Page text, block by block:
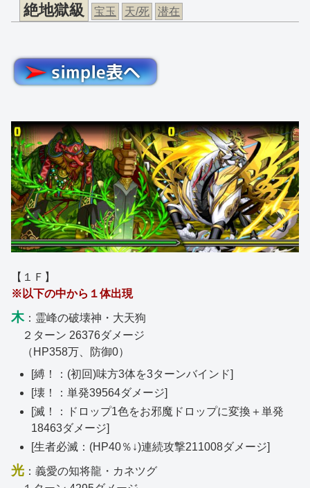
絶地獄級 宝玉 天/死 潜在
【１Ｆ】
※以下の中から１体出現
木：霊峰の破壊神・大天狗
２ターン 26376ダメージ
（HP358万、防御0）
[縛！：(初回)味方3体を3ターンバインド]
[壊！：単発39564ダメージ]
[滅！：ドロップ1色をお邪魔ドロップに変換＋単発
18463ダメージ]
[生者必滅：(HP40％↓)連続攻撃211008ダメージ]
光 ：義愛の知将龍・カネツグ